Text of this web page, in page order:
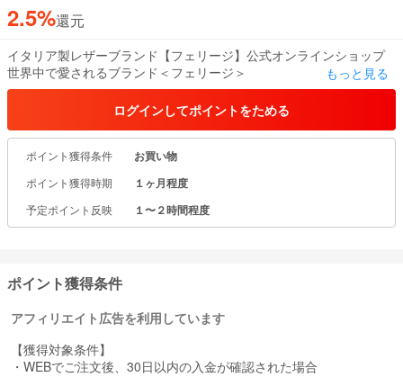
2.5%還元
イタリア製レザーブランド【フェリージ】公式オンラインショップ
世界中で愛されるブランド＜フェリージ＞
伝統的なスタイルと製法を踏襲し、新しい時代の空気を取り込みな
がら進化し続けています。
もっと見る
ログインしてポイントをためる
ポイント獲得条件 お買い物
ポイント獲得時期 １ヶ月程度
予定ポイント反映 １〜２時間程度
ポイント獲得条件
アフィリエイト広告を利用しています
【獲得対象条件】
・WEBでご注文後、30日以内の入金が確認された場合